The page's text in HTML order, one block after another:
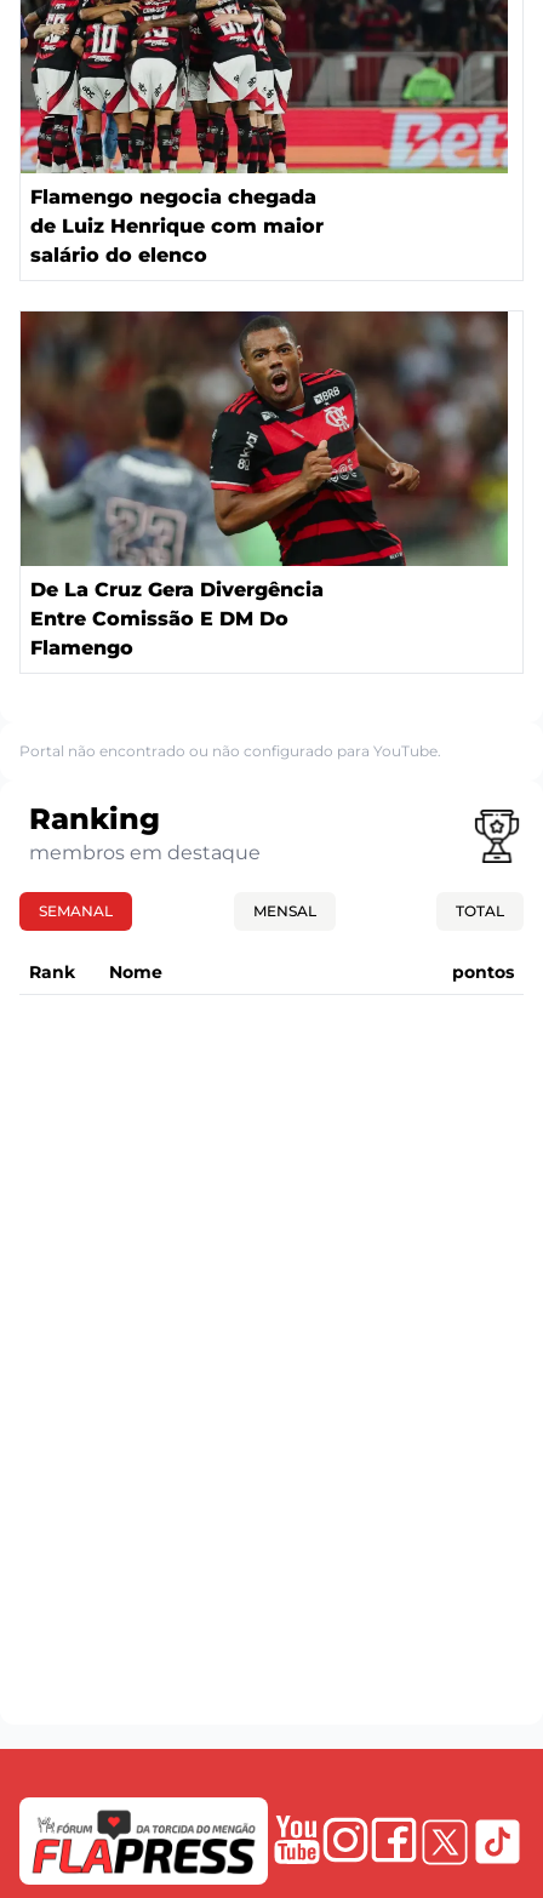
Flamengo negocia chegada
de Luiz Henrique com maior
salário do elenco
De La Cruz Gera Divergência
Entre Comissão E DM Do
Flamengo
Portal não encontrado ou não configurado para YouTube.
Ranking
membros em destaque
SEMANAL MENSAL TOTAL
Rank Nome pontos